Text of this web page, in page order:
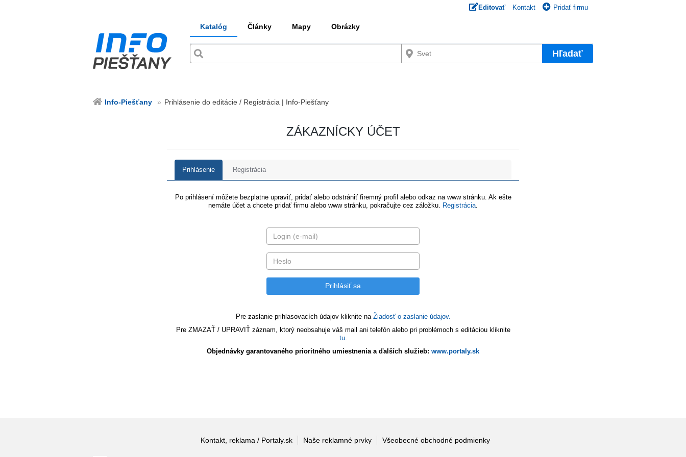
Editovať Kontakt Pridať firmu
Katalóg Články Mapy Obrázky
Hľadať
Info-Piešťany Prihlásenie do editácie / Registrácia | Info-Piešťany
ZÁKAZNÍCKY ÚČET
Prihlásenie Registrácia
Po prihlásení môžete bezplatne upraviť, pridať alebo odstrániť firemný profil alebo odkaz na www stránku. Ak ešte
nemáte účet a chcete pridať firmu alebo www stránku, pokračujte cez záložku.
Registrácia
Pre zaslanie prihlasovacích údajov kliknite na Žiadosť o zaslanie údajov.
Pre ZMAZAŤ / UPRAVIŤ záznam, ktorý neobsahuje váš mail ani telefón alebo pri problémoch s editáciou kliknite
tu.
Objednávky garantovaného prioritného umiestnenia a ďalších služieb: www.portaly.sk
Kontakt, reklama / Portaly.sk Naše reklamné prvky Všeobecné obchodné podmienky